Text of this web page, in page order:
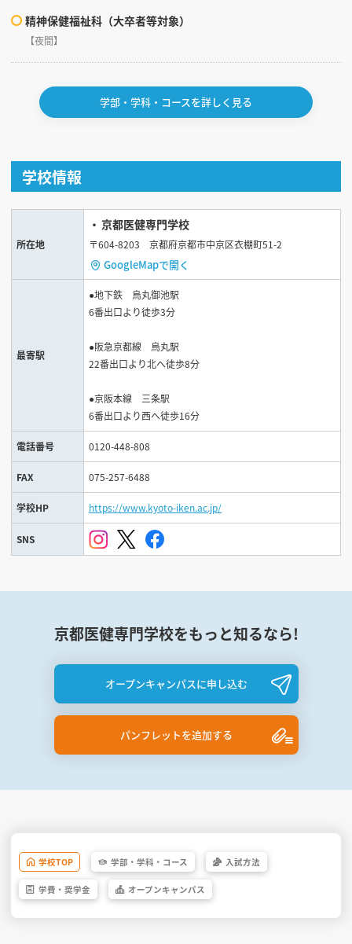
精神保健福祉科（大卒者等対象）
【夜間】
学部・学科・コースを詳しく見る
学校情報
所在地
京都医健専門学校
〒604-8203 京都府京都市中京区衣棚町51-2
GoogleMapで開く
最寄駅
●地下鉄 烏丸御池駅
6番出口より徒歩3分
●阪急京都線 烏丸駅
22番出口より北へ徒歩8分
●京阪本線 三条駅
6番出口より西へ徒歩16分
電話番号 0120-448-808
FAX 075-257-6488
学校HP https://www.kyoto-iken.ac.jp/
SNS
京都医健専門学校をもっと知るなら!
オープンキャンパスに申し込む
パンフレットを追加する
学校TOP 学部・ 学科・ コース 入試方法
学費・ 奨学金 オープンキャンパス